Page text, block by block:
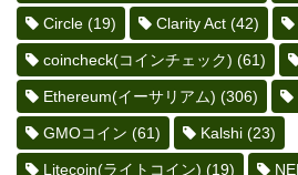
Circle (19) Clarity Act (42)
coincheck(コインチェック) (61)
Ethereum(イーサリアム) (306)
GMOコイン (61) Kalshi (23)
Litecoin(ライトコイン) (19)